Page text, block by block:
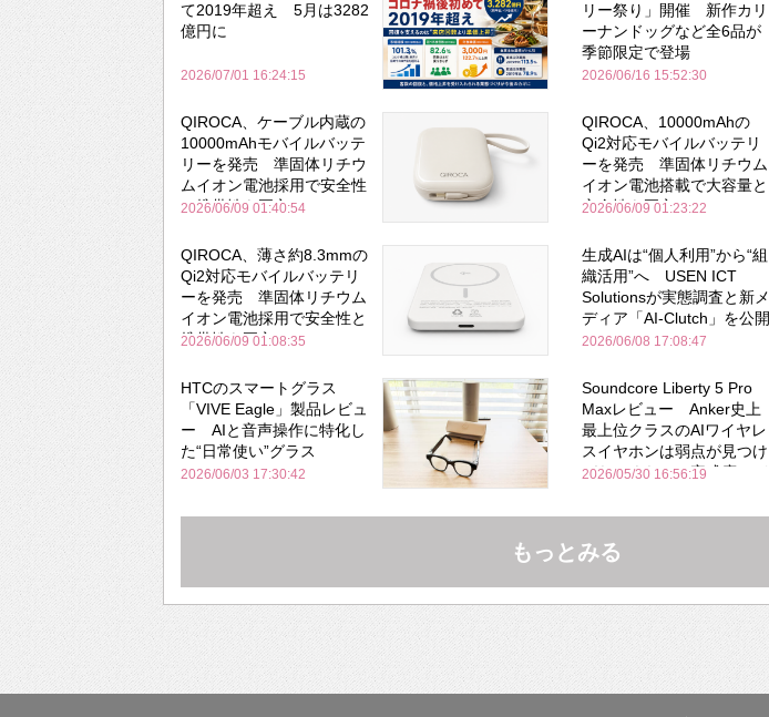
て2019年超え 5月は3282
億円に
2026/07/01 16:24:15
リー祭り」開催 新作カリ
ーナンドッグなど全6品が
季節限定で登場
2026/06/16 15:52:30
QIROCA、ケーブル内蔵の
10000mAhモバイルバッテ
リーを発売 準固体リチウ
ムイオン電池採用で安全性
と携帯性を両立
2026/06/09 01:40:54
QIROCA、10000mAhの
Qi2対応モバイルバッテリ
ーを発売 準固体リチウム
イオン電池搭載で大容量と
安全性を両立
2026/06/09 01:23:22
QIROCA、薄さ約8.3mmの
Qi2対応モバイルバッテリ
ーを発売 準固体リチウム
イオン電池採用で安全性と
携帯性を両立
2026/06/09 01:08:35
生成AIは“個人利用”から“組
織活用”へ USEN ICT
Solutionsが実態調査と新メ
ディア「AI-Clutch」を公開
2026/06/08 17:08:47
HTCのスマートグラス
「VIVE Eagle」製品レビュ
ー AIと音声操作に特化し
た“日常使い”グラス
2026/06/03 17:30:42
Soundcore Liberty 5 Pro
Maxレビュー Anker史上
最上位クラスのAIワイヤレ
スイヤホンは弱点が見つけ
づらいくらいの完成度にび
Bose並み
2026/05/30 16:56:19
もっとみる